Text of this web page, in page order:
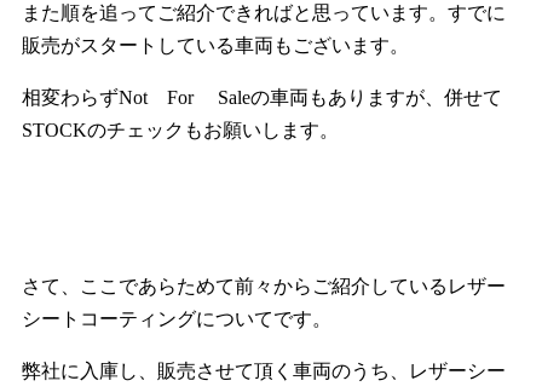
また順を追ってご紹介できればと思っています。すでに
販売がスタートしている車両もございます。
相変わらずNot For Saleの車両もありますが、併せて
STOCKのチェックもお願いします。
さて、ここであらためて前々からご紹介しているレザー
シートコーティングについてです。
弊社に入庫し、販売させて頂く車両のうち、レザーシー